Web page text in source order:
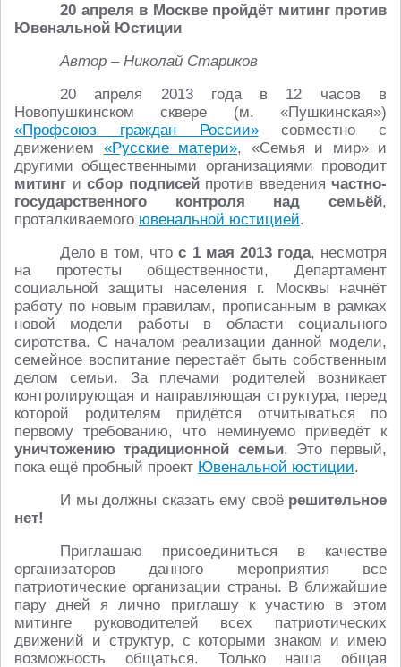
20 апреля в Москве пройдёт митинг против
Ювенальной Юстиции
Автор – Николай Стариков
20 апреля 2013 года в 12 часов в
Новопушкинском сквере (м. «Пушкинская»)
«Профсоюз граждан России»совместно с
движением «Русские матери», «Семья и мир» и
другими общественными организациями проводит
митинг и сбор подписейпротив введения частно-
государственного контроля над семьёй,
проталкиваемого ювенальной юстицией.
Дело в том, чтос 1 мая 2013 года, несмотря
на протесты общественности, Департамент
социальной защиты населения г. Москвы начнёт
работу по новым правилам, прописанным в рамках
новой модели работы в области социального
сиротства. С началом реализации данной модели,
семейное воспитание перестаёт быть собственным
делом семьи. За плечами родителей возникает
контролирующая и направляющая структура, перед
которой родителям придётся отчитываться по
первому требованию, что неминуемо приведёт к
уничтожению традиционной семьи. Это первый,
пока ещё пробный проект Ювенальной юстиции.
И мы должны сказать ему своё решительное
нет!
Приглашаю присоединиться в качестве
организаторов данного мероприятия все
патриотические организации страны. В ближайшие
пару дней я лично приглашу к участию в этом
митинге руководителей всех патриотических
движений и структур, с которыми знаком и имею
возможность общаться. Только наша общая